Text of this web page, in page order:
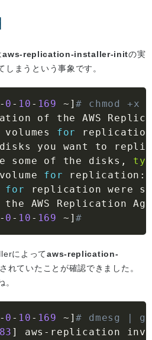
aws-replication-installer-initの実
まうという事象です。
- 0 - 10 - 169 ~ ]# chmod
of the AWS
for
replication
disks you want to
some of the disks ,
for replication :
for replication were
the AWS Replication
- 0 - 10 - 169 ~ ]#
によってaws-replication-
れていたことが確認できました。
。
- 0 - 10 - 169 ~ ]# dmesg |
] aws - replication